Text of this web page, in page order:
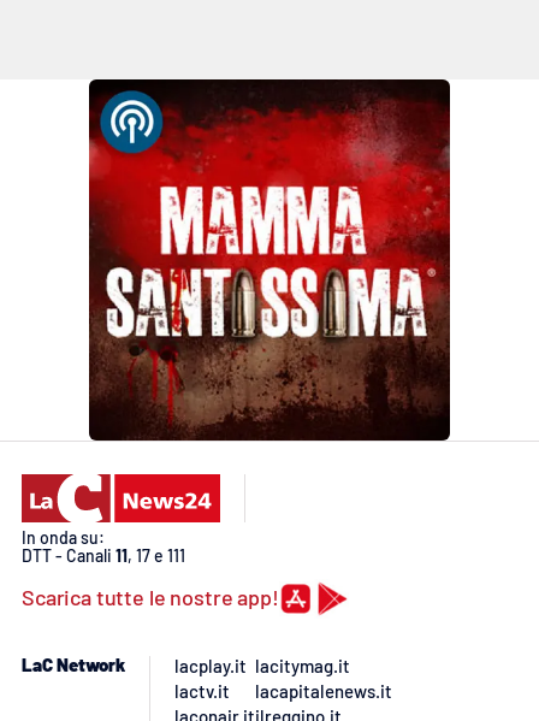
In onda su:
DTT - Canali 11, 17 e 111
Scarica tutte le nostre app!
LaC Network
lacplay.it
lactv.it
laconair.it
lacitymag.it
lacapitalenews.it
ilreggino.it